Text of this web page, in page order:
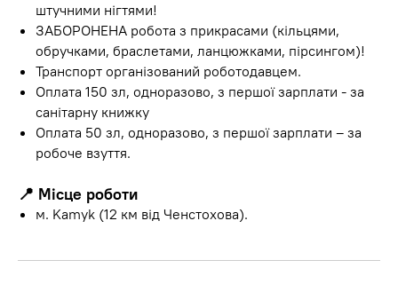
штучними нігтями!
ЗАБОРОНЕНА робота з прикрасами (кільцями,
обручками, браслетами, ланцюжками, пірсингом)!
Транспорт організований роботодавцем.
Оплата 150 зл, одноразово, з першої зарплати - за
санітарну книжку
Оплата 50 зл, одноразово, з першої зарплати – за
робоче взуття.
📍 Місце роботи
м. Kamyk (12 км від Ченстохова).